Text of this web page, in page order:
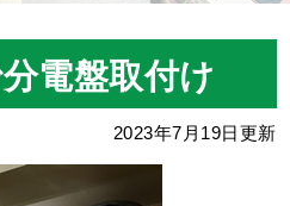
電盤取付け
2023年7月19日更新